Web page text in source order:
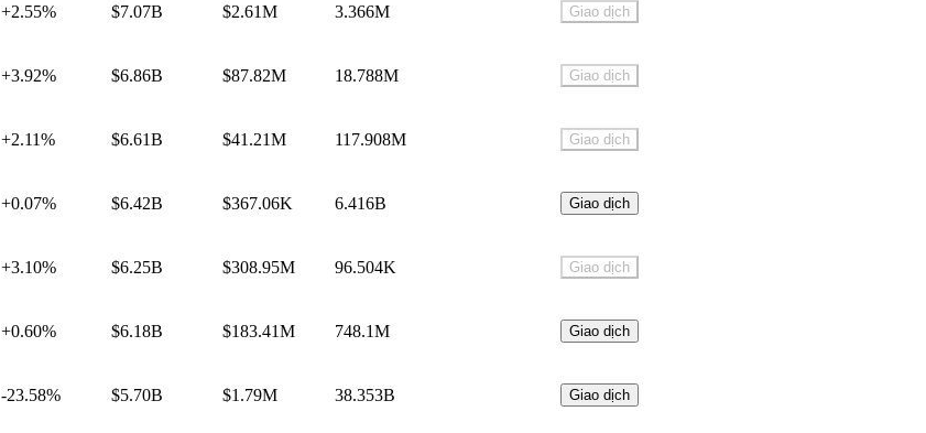
+2.55% $7.07B $2.61M 3.366M Giao dịch
+3.92% $6.86B $87.82M 18.788M Giao dịch
+2.11% $6.61B $41.21M 117.908M Giao dịch
+0.07% $6.42B $367.06K 6.416B Giao dịch
+3.10% $6.25B $308.95M 96.504K Giao dịch
+0.60% $6.18B $183.41M 748.1M Giao dịch
-23.58% $5.70B $1.79M 38.353B Giao dịch